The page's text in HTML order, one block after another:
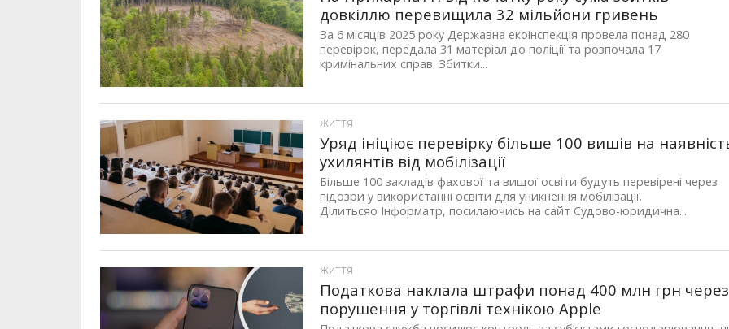
довкіллю перевищила 32 мільйони гривень
За 6 місяців 2025 року Державна екоінспекція провела понад 280
перевірок, передала 31 матеріал до поліції та розпочала 17
кримінальних справ. Збитки...
ЖИТТЯ
Уряд ініціює перевірку більше 100 вишів на
ухилянтів від мобілізації
Більше 100 закладів фахової та вищої освіти будуть перевірені через
підозри у використанні освіти для уникнення мобілізації.
Ділитьсяо Інформатр, посилаючись на сайт Судово-юридична...
ЖИТТЯ
Податкова наклала штрафи понад 400 млн грн через
порушення у торгівлі технікою Apple